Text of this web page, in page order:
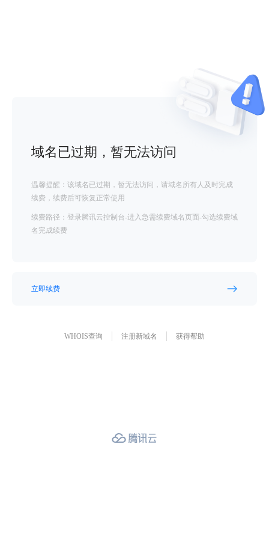
域名已过期，暂无法访问
温馨提醒：该域名已过期，暂无法访问，请域名所有人及时完成
续费，续费后可恢复正常使用
续费路径：登录腾讯云控制台-进入急需续费域名页面-勾选续费域
名完成续费
立即续费
WHOIS查询 注册新域名 获得帮助